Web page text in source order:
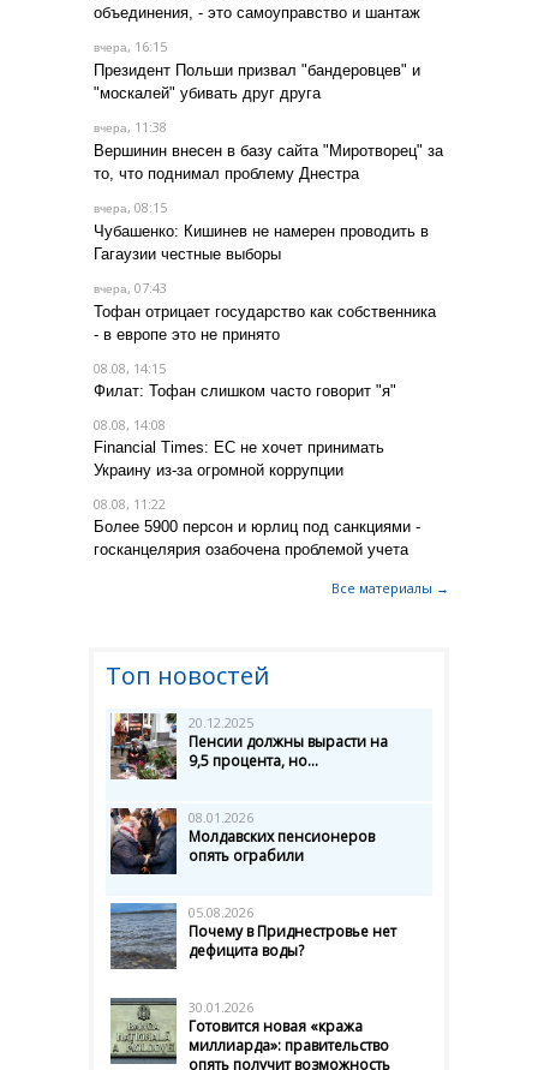
объединения, - это самоуправство и шантаж
вчера, 16:15
Президент Польши призвал "бандеровцев" и
"москалей" убивать друг друга
вчера, 11:38
Вершинин внесен в базу сайта "Миротворец" за
то, что поднимал проблему Днестра
вчера, 08:15
Чубашенко: Кишинев не намерен проводить в
Гагаузии честные выборы
вчера, 07:43
Тофан отрицает государство как собственника
- в европе это не принято
08.08, 14:15
Филат: Тофан слишком часто говорит "я"
08.08, 14:08
Financial Times: ЕС не хочет принимать
Украину из-за огромной коррупции
08.08, 11:22
Более 5900 персон и юрлиц под санкциями -
госканцелярия озабочена проблемой учета
Все материалы →
Топ новостей
20.12.2025
Пенсии должны вырасти на
9,5 процента, но...
08.01.2026
Молдавских пенсионеров
опять ограбили
05.08.2026
Почему в Приднестровье нет
дефицита воды?
30.01.2026
Готовится новая «кража
миллиарда»: правительство
опять получит возможность